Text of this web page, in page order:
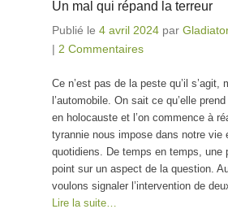
Un mal qui répand la terreur
Publié le 4 avril 2024 par
| 2 Commentaires
Ce n’est pas de la peste qu’il s’agit,
l’automobile. On sait ce qu’elle
en holocauste et l’on commence à
tyrannie nous impose dans notre vie
quotidiens. De temps en temps, une
point sur un aspect de la question.
voulons signaler l’intervention de
Lire la suite…